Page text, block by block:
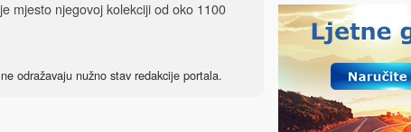
mjesto njegovoj kolekciji od oko 1100
odražavaju nužno stav redakcije portala.